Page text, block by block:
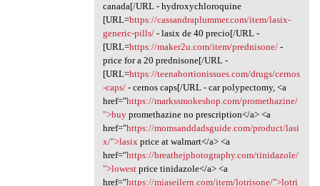
canada[/URL - hydroxychloroquine
[URL=https://cassandraplummer.com/item/lasix-
generic-pills/- lasix de 40 precio[/URL -
[URL=https://maker2u.com/item/prednisone/-
price for a 20 prednisone[/URL -
[URL=https://teenabortionissues.com/drugs/cernos
-caps/- cernos caps[/URL - car polypectomy, <a
href="https://markssmokeshop.com/promethazine/
">buypromethazine no prescription</a> <a
href="https://momsanddadsguide.com/product/lasi
x/">lasixprice at walmart</a> <a
href="https://breathejphotography.com/tinidazole/
">lowestprice tinidazole</a> <a
href="https://miaseilern.com/item/lotrisone/">lotri